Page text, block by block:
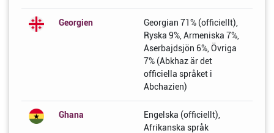
Georgien
Georgian 71% (officiellt),
Ryska 9%, Armeniska 7%,
Aserbajdsjön 6%, Övriga
7% (Abkhaz är det
officiella språket i
Abchazien)
Ghana
Engelska (officiellt),
Afrikanska språk